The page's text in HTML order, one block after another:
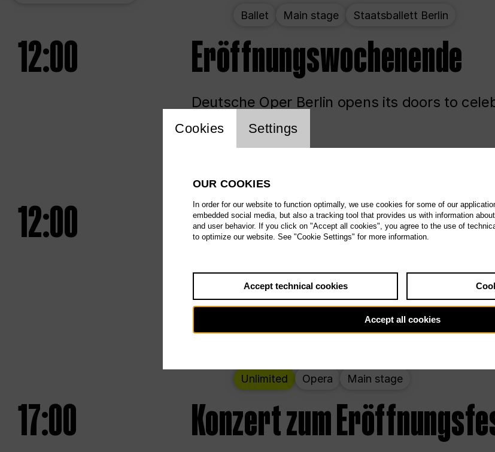
Ballet Main stage Staatsballett Berlin
12:00 Eröffnungswochenende
Deutsche Oper Berlin opens its doors to
Unlimited
12:00 UNLESS THE PEOPLE LIVE
Von Samstag 12.00 bis Sonntag 18.00 in
Unlimited Opera Main stage
17:00 Konzert zum
Website cookie setting
Cookies Settings
OUR COOKIES
In order for our website to function optimally, we use cookies for some of our
embedded social media, but also a tracking tool that provides us with information
and user behavior. If you click on "Accept all cookies", you agree to the use of
to optimize our website. See "Cookie Settings" for more information.
Accept technical cookies
Accept all cookies